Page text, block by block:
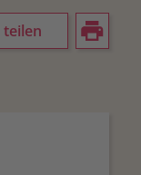
teilen